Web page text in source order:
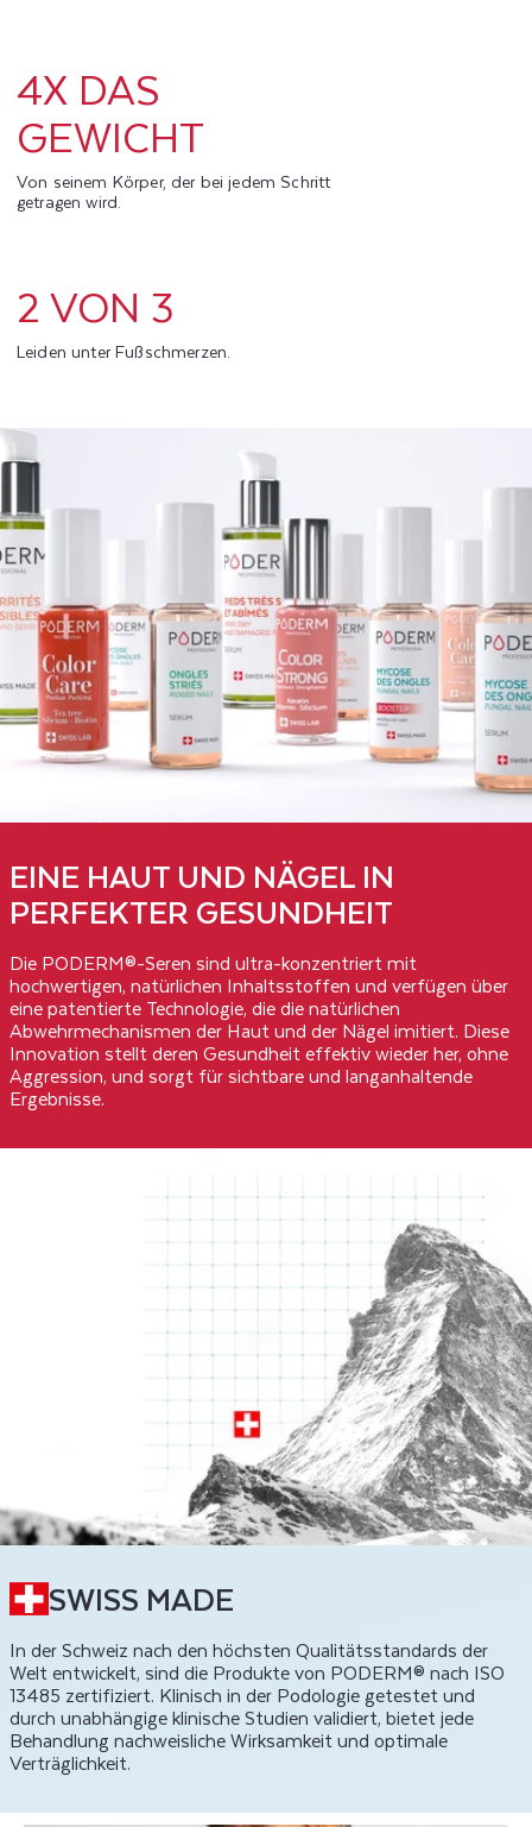
4X DAS
GEWICHT
Von seinem Körper, der bei jedem Schritt
getragen wird.
2 VON 3
Leiden unter Fußschmerzen.
EINE HAUT UND NÄGEL IN
PERFEKTER GESUNDHEIT
Die PODERM®-Seren sind ultra-konzentriert mit
hochwertigen, natürlichen Inhaltsstoffen und verfügen über
eine patentierte Technologie, die die natürlichen
Abwehrmechanismen der Haut und der Nägel imitiert. Diese
Innovation stellt deren Gesundheit effektiv wieder her, ohne
Aggression, und sorgt für sichtbare und langanhaltende
Ergebnisse.
SWISS MADE
In der Schweiz nach den höchsten Qualitätsstandards der
Welt entwickelt, sind die Produkte von PODERM® nach ISO
13485 zertifiziert. Klinisch in der Podologie getestet und
durch unabhängige klinische Studien validiert, bietet jede
Behandlung nachweisliche Wirksamkeit und optimale
Verträglichkeit.